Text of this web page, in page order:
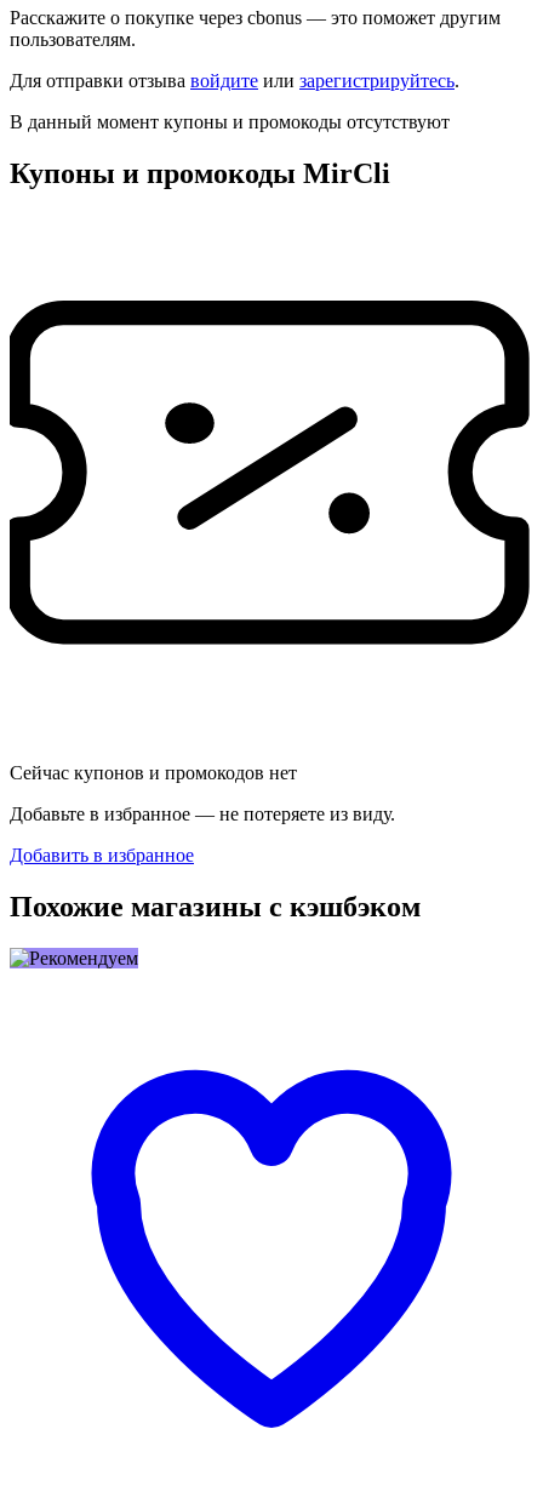
Расскажите о покупке через cbonus — это поможет другим
пользователям.
Для отправки отзыва войдите или зарегистрируйтесь.
В данный момент купоны и промокоды отсутствуют
Купоны и промокоды MirCli
Сейчас купонов и промокодов нет
Добавьте в избранное — не потеряете из виду.
Добавить в избранное
Похожие магазины с кэшбэком